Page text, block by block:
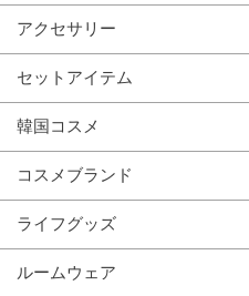
アクセサリー
セットアイテム
韓国コスメ
コスメブランド
ライフグッズ
ルームウェア